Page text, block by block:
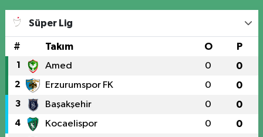
Süper Lig
# Takım O P
1 Amed 0 0
2 Erzurumspor FK 0 0
3 Başakşehir 0 0
4 Kocaelispor 0 0